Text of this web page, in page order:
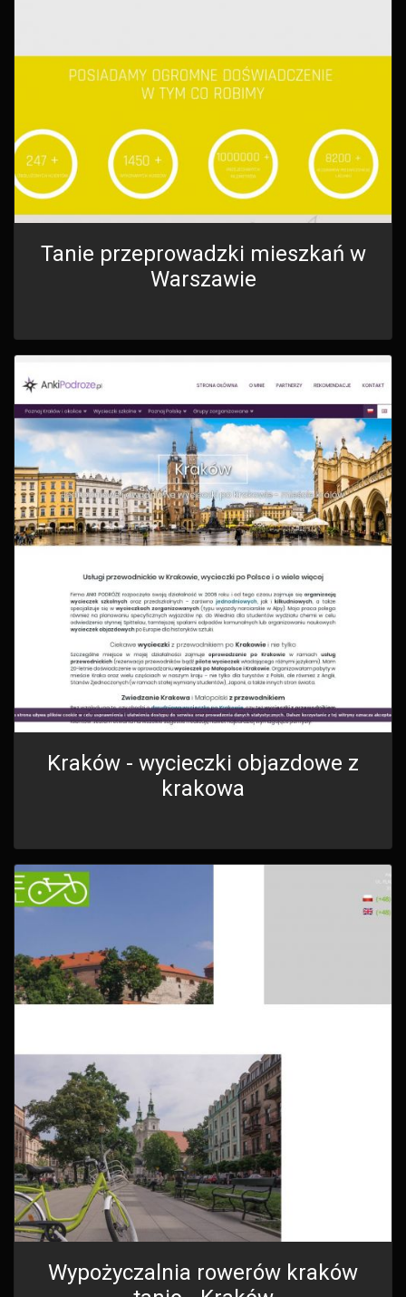
Tanie przeprowadzki mieszkań w
Warszawie
Kraków - wycieczki objazdowe z
krakowa
Wypożyczalnia rowerów kraków